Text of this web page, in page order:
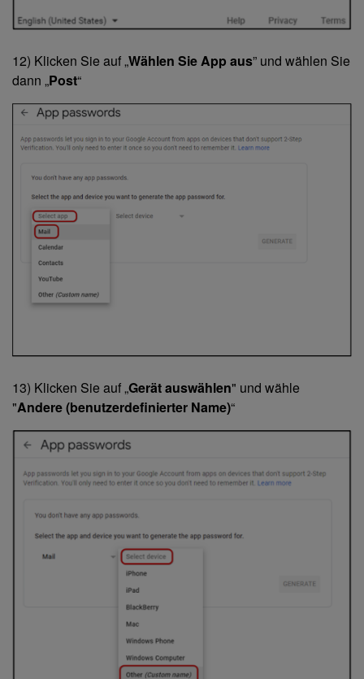
12) Klicken Sie auf „Wählen Sie App aus” und wählen Sie
dann „Post“
13) Klicken Sie auf „Gerät auswählen" und wähle
"Andere (benutzerdefinierter Name)“